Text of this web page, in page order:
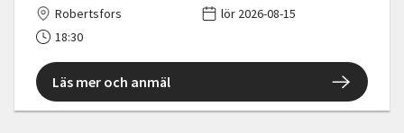
Robertsfors
lör 2026-08-15
18:30
Läs mer och anmäl